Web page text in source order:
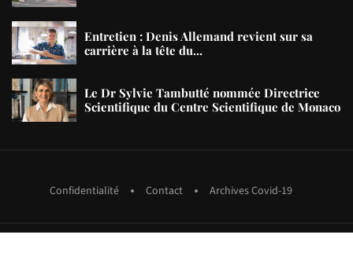
Entretien : Denis Allemand revient sur sa
carrière à la tête du...
Le Dr Sylvie Tambutté nommée Directrice
Scientifique du Centre Scientifique de Monaco
Confidentialité Contact Archives Covid-19